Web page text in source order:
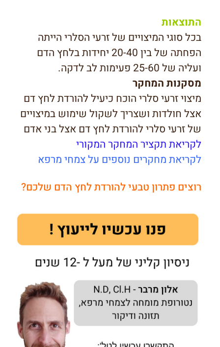
התוצאות
בכל סוגי המיצויים של זרעי הסלרי הייתה
הפחתה של בין 20-40 יחידות בלחץ הדם
ועליה של 25-60 פעימות לב לדקה.
מסקנות המחקר
מיצוי זרעי סלרי הוכח כיעיל להורדת לחץ דם
אצל חולדות ושצריך לשקול שימוש במיצויים
של זרעי סלרי להורדת לחץ דם אצל בני אדם
לקריאת תקציר המחקר המקורי
לקריאת מחקרים נוספים על צמחי מרפא
רוצים פתרון טבעי להורדת לחץ הדם שלכם?